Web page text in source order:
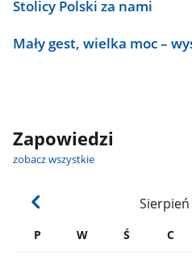
Stolicy Polski za nami
Mały gest, wielka moc –
Zapowiedzi
zobacz wszystkie
Sierpień
P W Ś C